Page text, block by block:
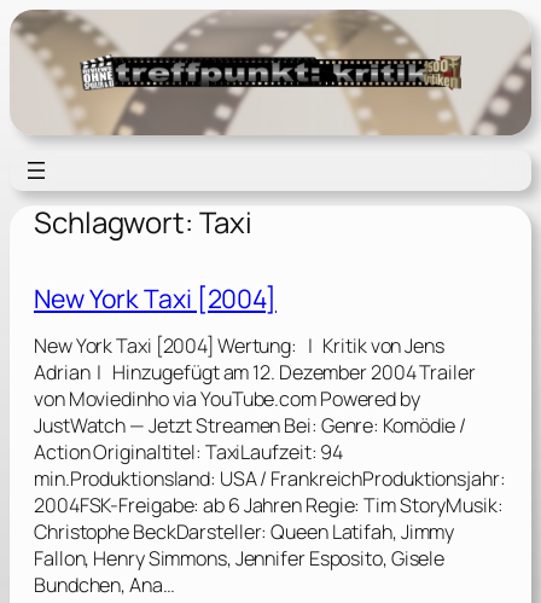
Zum
Inhalt
springen
Schlagwort: Taxi
New York Taxi [2004]
New York Taxi [2004] Wertung: | Kritik von Jens
Adrian | Hinzugefügt am 12. Dezember 2004 Trailer
von Moviedinho via YouTube.com Powered by
JustWatch — Jetzt Streamen Bei: Genre: Komödie /
Action Originaltitel: TaxiLaufzeit: 94
min.Produktionsland: USA / FrankreichProduktionsjahr:
2004FSK-Freigabe: ab 6 Jahren Regie: Tim StoryMusik:
Christophe BeckDarsteller: Queen Latifah, Jimmy
Fallon, Henry Simmons, Jennifer Esposito, Gisele
Bundchen, Ana…